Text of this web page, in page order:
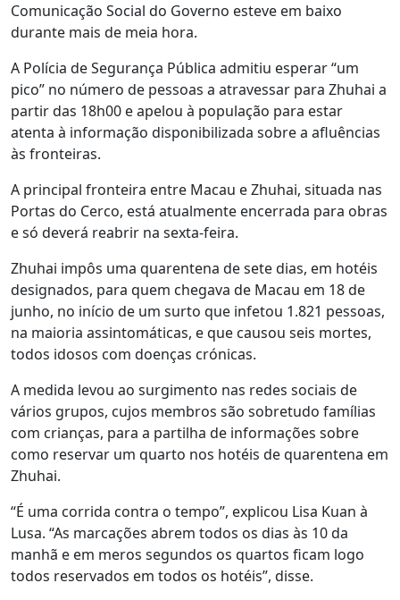
Comunicação Social do Governo esteve em baixo
durante mais de meia hora.
A Polícia de Segurança Pública admitiu esperar “um
pico” no número de pessoas a atravessar para Zhuhai a
partir das 18h00 e apelou à população para estar
atenta à informação disponibilizada sobre a afluências
às fronteiras.
A principal fronteira entre Macau e Zhuhai, situada nas
Portas do Cerco, está atualmente encerrada para obras
e só deverá reabrir na sexta-feira.
Zhuhai impôs uma quarentena de sete dias, em hotéis
designados, para quem chegava de Macau em 18 de
junho, no início de um surto que infetou 1.821 pessoas,
na maioria assintomáticas, e que causou seis mortes,
todos idosos com doenças crónicas.
A medida levou ao surgimento nas redes sociais de
vários grupos, cujos membros são sobretudo famílias
com crianças, para a partilha de informações sobre
como reservar um quarto nos hotéis de quarentena em
Zhuhai.
“É uma corrida contra o tempo”, explicou Lisa Kuan à
Lusa. “As marcações abrem todos os dias às 10 da
manhã e em meros segundos os quartos ficam logo
todos reservados em todos os hotéis”, disse.